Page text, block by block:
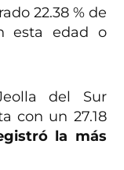
22.38 % de
esta edad o
del Sur
con un 27.18
la más